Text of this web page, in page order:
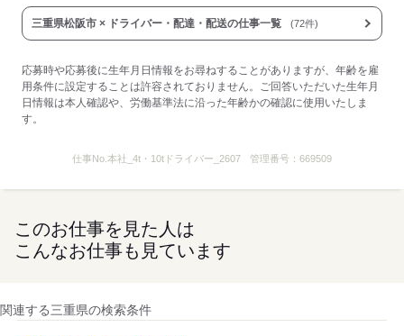
■食事手当（180円／日）
■家族手当（3,000円／月～10,000円／月）
応募する
三重県松阪市 × ドライバー・配達・配送の仕事一覧 (72件)
応募時や応募後に生年月日情報をお尋ねすることがありますが、年齢を雇
用条件に設定することは許容されておりません。ご回答いただいた生年月
日情報は本人確認や、労働基準法に沿った年齢かの確認に使用いたしま
す。
仕事No.本社_4t・10tドライバー_2607 管理番号： 669509
このお仕事を見た人は
こんなお仕事も見ています
関連する三重県の検索条件